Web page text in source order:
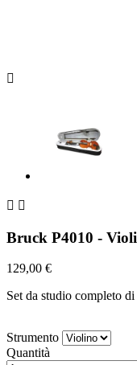

 
Bruck P4010 -
129,00 €
Set da studio completo
Strumento
Quantità